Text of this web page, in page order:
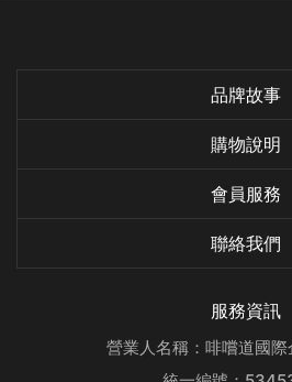
品牌故事
購物說明
會員服務
聯絡我們
服務資訊
營業人名稱：啡嚐道國際